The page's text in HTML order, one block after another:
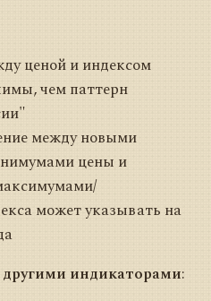
ценой и индексом
чем паттерн
между новыми
цены и
может указывать на
индикаторами: